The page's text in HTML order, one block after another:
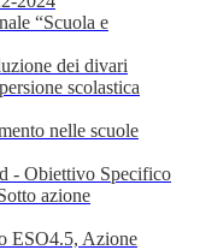
“Scuola e
dei divari
scolastica
nelle scuole
- Obiettivo Specifico
azione
ESO4.5, Azione